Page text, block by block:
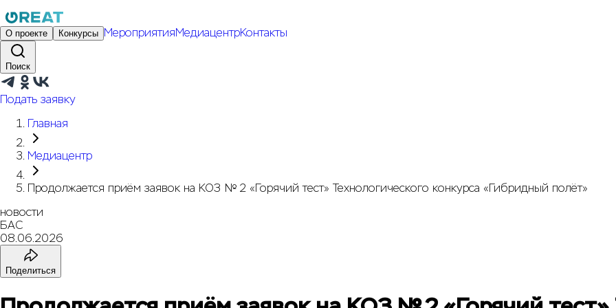
О проекте Конкурсы МероприятияМедиацентрКонтакты
Поиск
Подать заявку
Главная
Медиацентр
Продолжается приём заявок на КОЗ № 2 «Горячий тест» Технологического конкурса «Гибридный полёт»
новости
БАС
08.06.2026
Поделиться